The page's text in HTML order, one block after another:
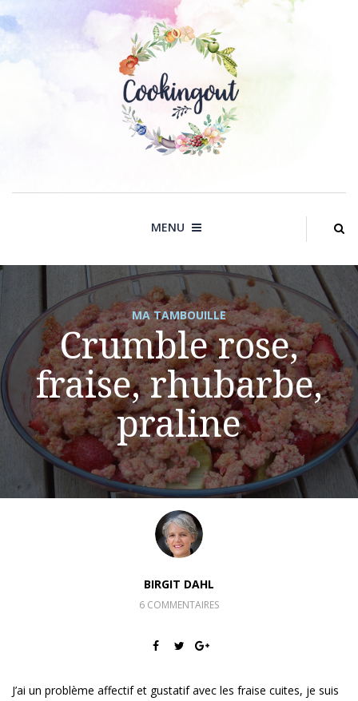
to
MENU
MA TAMBOUILLE
Crumble rose,
fraise, rhubarbe,
praline
BIRGIT DAHL
6 COMMENTAIRES
J’ai un problème affectif et gustatif avec les fraise cuites, je suis